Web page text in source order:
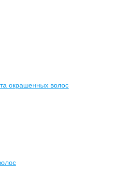
окрашенных волос